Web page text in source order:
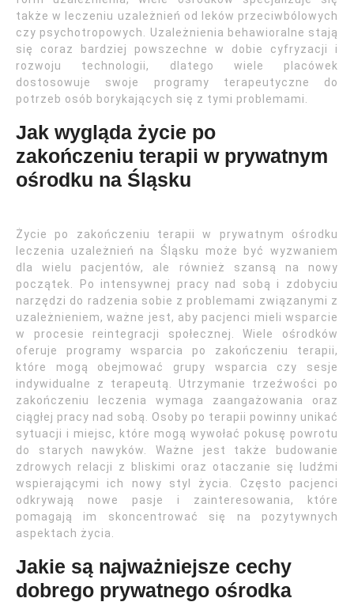
także w leczeniu uzależnień od leków przeciwbólowych
czy psychotropowych. Uzależnienia behawioralne stają
się coraz bardziej powszechne w dobie cyfryzacji i
rozwoju technologii, dlatego wiele placówek
dostosowuje swoje programy terapeutyczne do
potrzeb osób borykających się z tymi problemami.
Jak wygląda życie po
zakończeniu terapii w prywatnym
ośrodku na Śląsku
Życie po zakończeniu terapii w prywatnym ośrodku
leczenia uzależnień na Śląsku może być wyzwaniem
dla wielu pacjentów, ale również szansą na nowy
początek. Po intensywnej pracy nad sobą i zdobyciu
narzędzi do radzenia sobie z problemami związanymi z
uzależnieniem, ważne jest, aby pacjenci mieli wsparcie
w procesie reintegracji społecznej. Wiele ośrodków
oferuje programy wsparcia po zakończeniu terapii,
które mogą obejmować grupy wsparcia czy sesje
indywidualne z terapeutą. Utrzymanie trzeźwości po
zakończeniu leczenia wymaga zaangażowania oraz
ciągłej pracy nad sobą. Osoby po terapii powinny unikać
sytuacji i miejsc, które mogą wywołać pokusę powrotu
do starych nawyków. Ważne jest także budowanie
zdrowych relacji z bliskimi oraz otaczanie się ludźmi
wspierającymi ich nowy styl życia. Często pacjenci
odkrywają nowe pasje i zainteresowania, które
pomagają im skoncentrować się na pozytywnych
aspektach życia.
Jakie są najważniejsze cechy
dobrego prywatnego ośrodka